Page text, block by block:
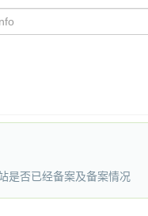
是否已经备案及备案情况